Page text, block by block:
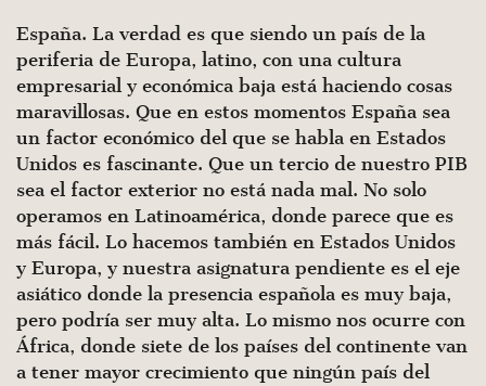
España. La verdad es que siendo un país de la
periferia de Europa, latino, con una cultura
empresarial y económica baja está haciendo cosas
maravillosas. Que en estos momentos Es­paña sea
un factor económico del que se habla en Estados
Uni­dos es fascinante. Que un tercio de nuestro PIB
sea el factor exterior no está nada mal. No solo
operamos en Latinoamé­rica, donde parece que es
más fácil. Lo hacemos también en Estados Unidos
y Europa, y nuestra asignatura pendiente es el eje
asiático donde la presencia española es muy baja,
pero podría ser muy alta. Lo mismo nos ocurre con
África, donde siete de los países del continente van
a tener mayor crecimiento que ningún país del